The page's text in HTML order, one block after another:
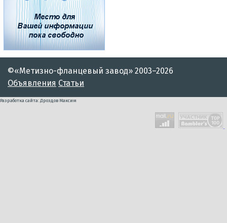
©«Метизно-фланцевый завод» 2003–2026
Объявления Статьи
Разработка сайта: Дроздов Максим